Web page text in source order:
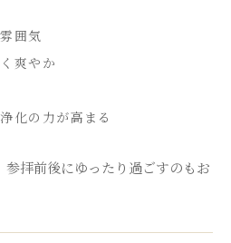
囲気
爽やか
化の力が高まる
拝前後にゆったり過ごすのもお